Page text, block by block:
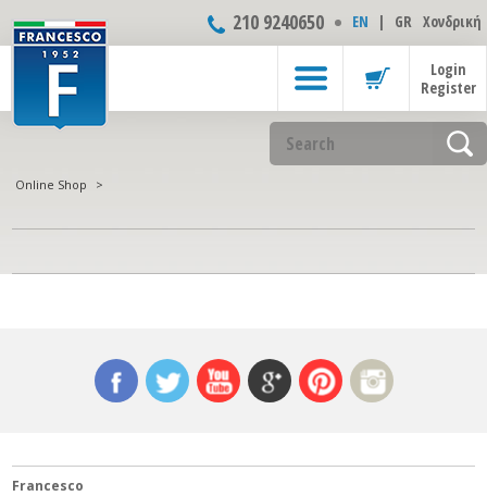
210 9240650 ΕΝ | GR Χονδρική
Login
Register
Online Shop >
Francesco